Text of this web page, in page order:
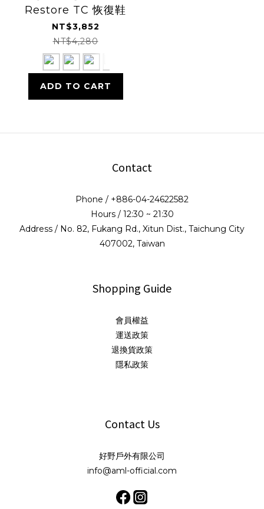
Restore TC 恢復鞋
NT$3,852
NT$4,280
ADD TO CART
Contact
Phone / +886-04-24622582
Hours / 12:30 ~ 21:30
Address / No. 82, Fukang Rd., Xitun Dist., Taichung City
407002, Taiwan
Shopping Guide
會員權益
運送政策
退換貨政策
隱私政策
Contact Us
好野戶外有限公司
info@aml-official.com